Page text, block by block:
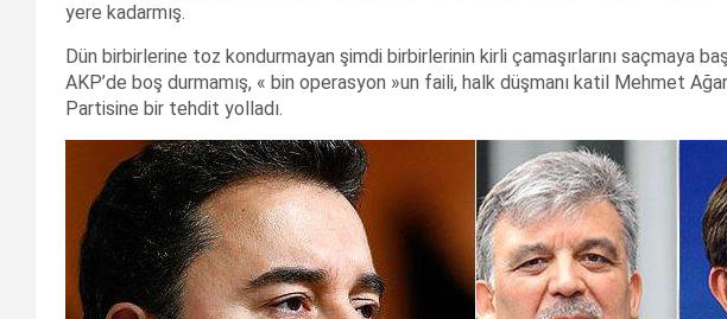
yere kadarmış.
Dün birbirlerine toz kondurmayan şimdi birbirlerinin kirli çamaşırlarını saçmaya
AKP’de boş durmamış, « bin operasyon »un faili, halk düşmanı katil Mehmet
Partisine bir tehdit yolladı.